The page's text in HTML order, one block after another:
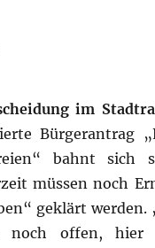
im
Bürgerantrag
bahnt sich
müssen noch
geklärt
noch offen, hier